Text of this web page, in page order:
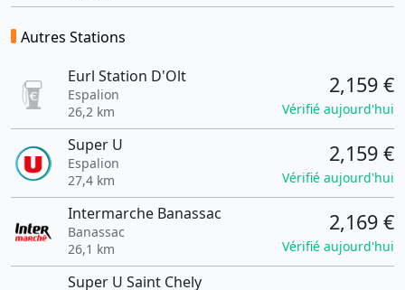
Autres Stations
Eurl Station D'Olt
Espalion
26,2 km
2,159 €
Vérifié aujourd'hui
Super U
Espalion
27,4 km
2,159 €
Vérifié aujourd'hui
Intermarche Banassac
Banassac
26,1 km
2,169 €
Vérifié aujourd'hui
Super U Saint Chely